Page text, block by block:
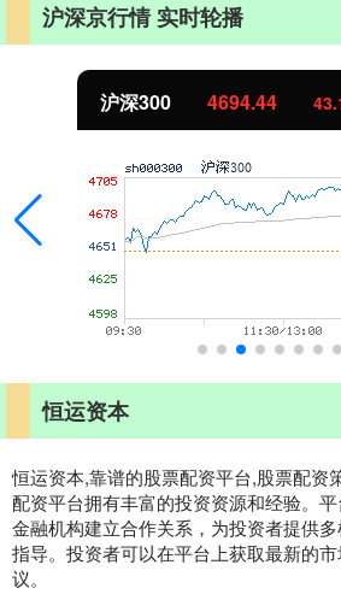
沪深京行情 实时轮播
沪深300 4694.44
恒运资本
恒运资本,靠谱的股票配资平台,股票配资
配资平台拥有丰富的投资资源和经验。
金融机构建立合作关系，为投资者提供
指导。投资者可以在平台上获取最新的
议。